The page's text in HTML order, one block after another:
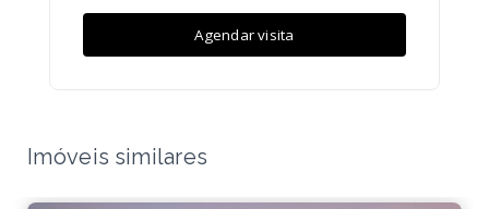
Agendar visita
Imóveis similares